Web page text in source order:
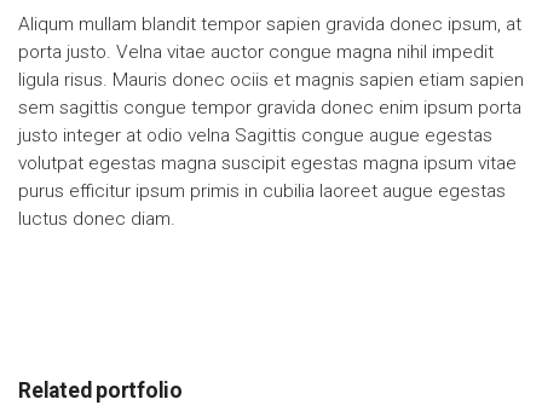
Aliqum mullam blandit tempor sapien gravida donec ipsum, at
porta justo. Velna vitae auctor congue magna nihil impedit
ligula risus. Mauris donec ociis et magnis sapien etiam sapien
sem sagittis congue tempor gravida donec enim ipsum porta
justo integer at odio velna Sagittis congue augue egestas
volutpat egestas magna suscipit egestas magna ipsum vitae
purus efficitur ipsum primis in cubilia laoreet augue egestas
luctus donec diam.
Related portfolio